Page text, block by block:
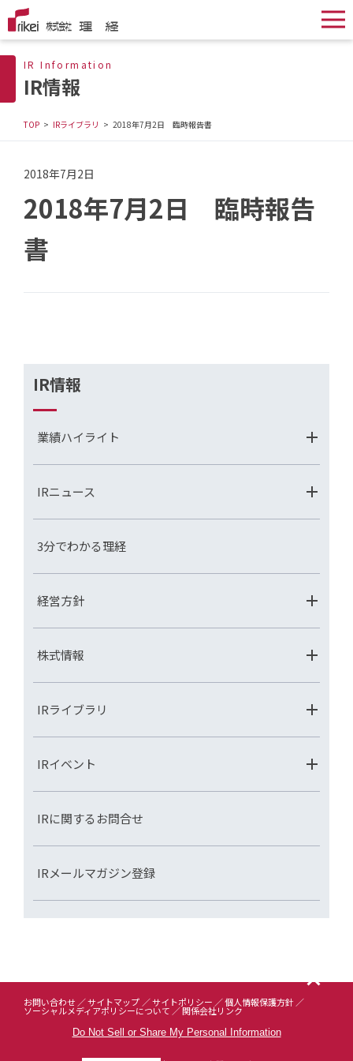
IR Information
IR情報
TOP IRライブラリ 2018年7月2日 臨時報告書
IR情報
業績ハイライト
IRニュース
3分でわかる理経
経営方針
株式情報
IRライブラリ
IRイベント
IRに関するお問合せ
IRメールマガジン登録
2018年7月2日
2018年7月2日 臨時報告
書
お問い合わせ サイトマップ サイトポリシー 個人情報保護方針
ソーシャルメディアポリシーについて 関係会社リンク
Do Not Sell or Share My Personal Information